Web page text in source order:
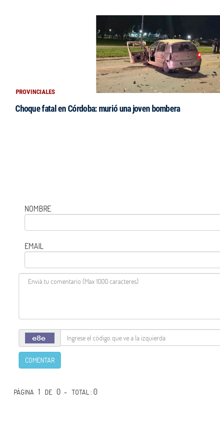
PROVINCIALES
Choque fatal en Córdoba: murió una joven bombera
NOMBRE
EMAIL
COMENTAR
PÁGINA 1 DE 0 -TOTAL: 0